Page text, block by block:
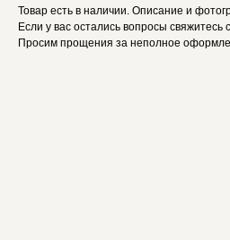
Товар есть в наличии. Описание и
Если у вас остались вопросы свяжитесь
Просим прощения за неполное